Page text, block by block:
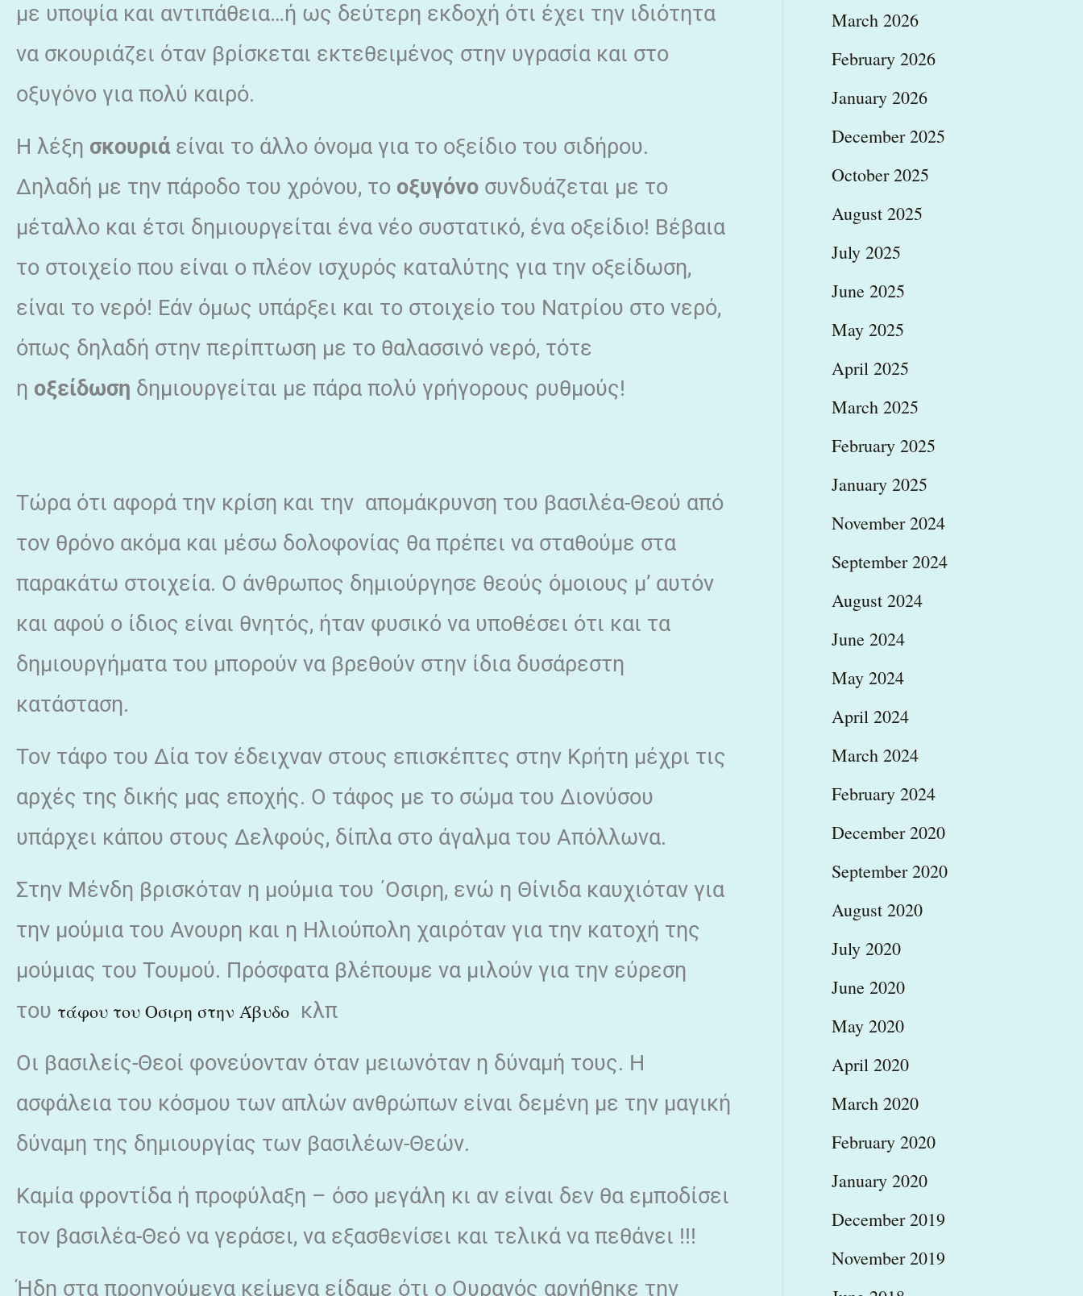
με υποψία και αντιπάθεια…ή ως δεύτερη εκδοχή ότι έχει την ιδιότητα
να σκουριάζει όταν βρίσκεται εκτεθειμένος στην υγρασία και στο
οξυγόνο για πολύ καιρό.
Η λέξη σκουριά είναι το άλλο όνομα για το οξείδιο του σιδήρου.
Δηλαδή με την πάροδο του χρόνου, το οξυγόνο συνδυάζεται με το
μέταλλο και έτσι δημιουργείται ένα νέο συστατικό, ένα οξείδιο! Βέβαια
το στοιχείο που είναι ο πλέον ισχυρός καταλύτης για την οξείδωση,
είναι το νερό! Εάν όμως υπάρξει και το στοιχείο του Νατρίου στο νερό,
όπως δηλαδή στην περίπτωση με το θαλασσινό νερό, τότε
η οξείδωση δημιουργείται με πάρα πολύ γρήγορους ρυθμούς!
Τώρα ότι αφορά την κρίση και την απομάκρυνση του βασιλέα-Θεού από
τον θρόνο ακόμα και μέσω δολοφονίας θα πρέπει να σταθούμε στα
παρακάτω στοιχεία. Ο άνθρωπος δημιούργησε θεούς όμοιους μ’ αυτόν
και αφού ο ίδιος είναι θνητός, ήταν φυσικό να υποθέσει ότι και τα
δημιουργήματα του μπορούν να βρεθούν στην ίδια δυσάρεστη
κατάσταση.
Τον τάφο του Δία τον έδειχναν στους επισκέπτες στην Κρήτη μέχρι τις
αρχές της δικής μας εποχής. Ο τάφος με το σώμα του Διονύσου
υπάρχει κάπου στους Δελφούς, δίπλα στο άγαλμα του Απόλλωνα.
Στην Μένδη βρισκόταν η μούμια του ΄Οσιρη, ενώ η Θίνιδα καυχιόταν για
την μούμια του Ανουρη και η Ηλιούπολη χαιρόταν για την κατοχή της
μούμιας του Τουμού. Πρόσφατα βλέπουμε να μιλούν για την εύρεση
του τάφου του Οσιρη στην Άβυδο κλπ
Οι βασιλείς-Θεοί φονεύονταν όταν μειωνόταν η δύναμή τους. Η
ασφάλεια του κόσμου των απλών ανθρώπων είναι δεμένη με την μαγική
δύναμη της δημιουργίας των βασιλέων-Θεών.
Καμία φροντίδα ή προφύλαξη – όσο μεγάλη κι αν είναι δεν θα εμποδίσει
τον βασιλέα-Θεό να γεράσει, να εξασθενίσει και τελικά να πεθάνει !!!
Ήδη στα προηγούμενα κείμενα είδαμε ότι ο Ουρανός αρνήθηκε την
March 2026
February 2026
January 2026
December 2025
October 2025
August 2025
July 2025
June 2025
May 2025
April 2025
March 2025
February 2025
January 2025
November 2024
September 2024
August 2024
June 2024
May 2024
April 2024
March 2024
February 2024
December 2020
September 2020
August 2020
July 2020
June 2020
May 2020
April 2020
March 2020
February 2020
January 2020
December 2019
November 2019